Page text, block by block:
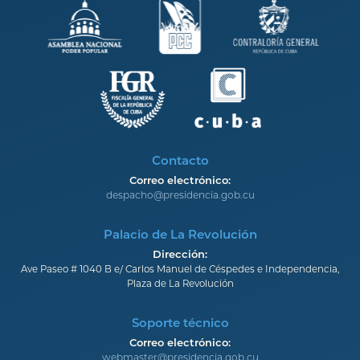
Contacto
Correo electrónico:
despacho@presidencia.gob.cu
Palacio de La Revolución
Dirección:
Ave Paseo # 1040 B e/ Carlos Manuel de Céspedes e Independencia,
Plaza de La Revolución
Soporte técnico
Correo electrónico:
webmaster@presidencia.gob.cu